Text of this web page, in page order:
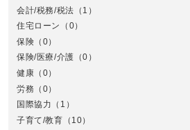
会計/税務/税法 （1）
住宅ローン
（0）
保険 （0）
保険/医療/介護 （0）
健康 （0）
労務 （0）
国際協力 （1）
子育て/教育 （10）